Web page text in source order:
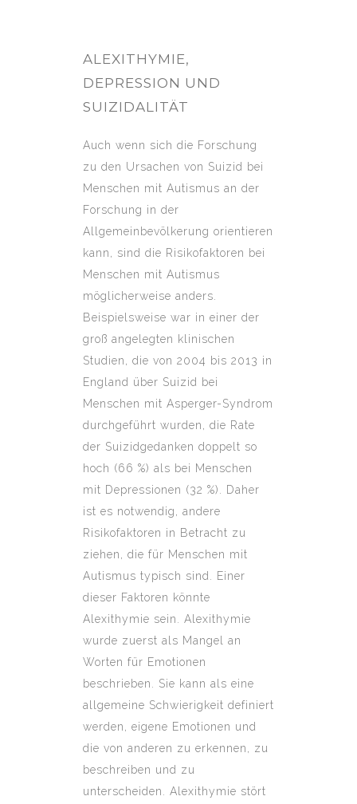
ALEXITHYMIE,
DEPRESSION UND
SUIZIDALITÄT
Auch wenn sich die Forschung
zu den Ursachen von Suizid bei
Menschen mit Autismus an der
Forschung in der
Allgemeinbevölkerung orientieren
kann, sind die Risikofaktoren bei
Menschen mit Autismus
möglicherweise anders.
Beispielsweise war in einer der
groß angelegten klinischen
Studien, die von 2004 bis 2013 in
England über Suizid bei
Menschen mit Asperger-Syndrom
durchgeführt wurden, die Rate
der Suizidgedanken doppelt so
hoch (66 %) als bei Menschen
mit Depressionen (32 %). Daher
ist es notwendig, andere
Risikofaktoren in Betracht zu
ziehen, die für Menschen mit
Autismus typisch sind. Einer
dieser Faktoren könnte
Alexithymie sein. Alexithymie
wurde zuerst als Mangel an
Worten für Emotionen
beschrieben. Sie kann als eine
allgemeine Schwierigkeit definiert
werden, eigene Emotionen und
die von anderen zu erkennen, zu
beschreiben und zu
unterscheiden. Alexithymie stört